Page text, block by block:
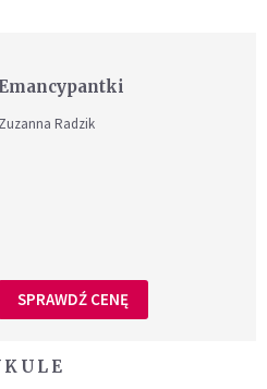
Emancypantki
Zuzanna Radzik
SPRAWDŹ CENĘ